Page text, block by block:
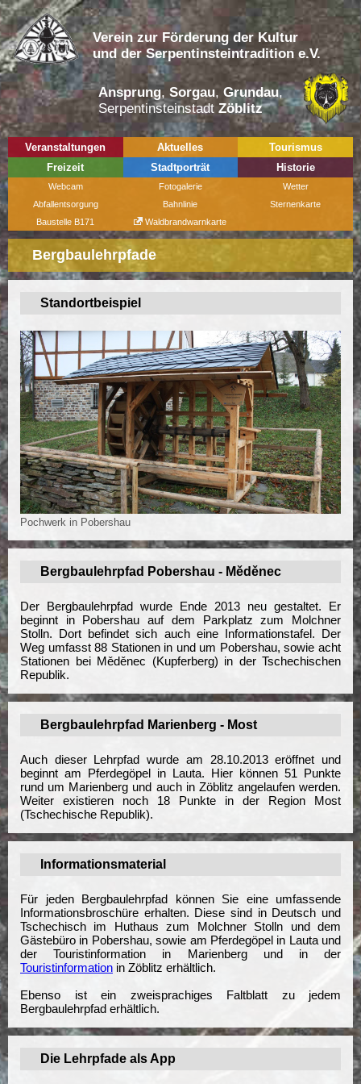
Verein zur Förderung der Kultur
und der Serpentinsteintradition e.V.
Ansprung, Sorgau, Grundau,
Serpentinsteinstadt Zöblitz
Veranstaltungen Aktuelles
Tourismus
Freizeit
Stadtporträt Historie
Webcam Fotogalerie
Wetter
Abfallentsorgung
Bahnlinie
Sternenkarte
Baustelle B171
Waldbrandwarnkarte
Bergbaulehrpfade
Standortbeispiel
Pochwerk in Pobershau
Bergbaulehrpfad Pobershau - Měděnec
Der Bergbaulehrpfad wurde Ende 2013 neu gestaltet. Er
beginnt in Pobershau auf dem Parkplatz zum Molchner
Stolln. Dort befindet sich auch eine Informationstafel. Der
Weg umfasst 88 Stationen in und um Pobershau, sowie acht
Stationen bei Měděnec (Kupferberg) in der Tschechischen
Republik.
Bergbaulehrpfad Marienberg - Most
Auch dieser Lehrpfad wurde am 28.10.2013 eröffnet und
beginnt am Pferdegöpel in Lauta. Hier können 51 Punkte
rund um Marienberg und auch in Zöblitz angelaufen werden.
Weiter existieren noch 18 Punkte in der Region Most
(Tschechische Republik).
Informationsmaterial
Für jeden Bergbaulehrpfad können Sie eine umfassende
Informationsbroschüre erhalten. Diese sind in Deutsch und
Tschechisch im Huthaus zum Molchner Stolln und dem
Gästebüro in Pobershau, sowie am Pferdegöpel in Lauta und
der Touristinformation in Marienberg und in der
Touristinformation in Zöblitz erhältlich.
Ebenso ist ein zweisprachiges Faltblatt zu jedem
Bergbaulehrpfad erhältlich.
Die Lehrpfade als App